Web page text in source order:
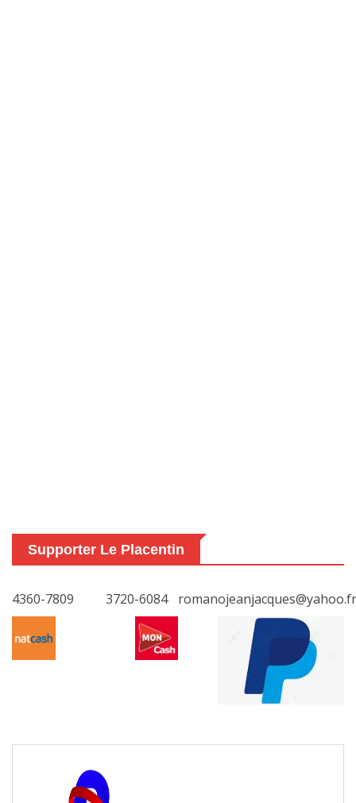
Supporter Le Placentin
4360-7809 3720-6084 romanojeanjacques@yahoo.fr